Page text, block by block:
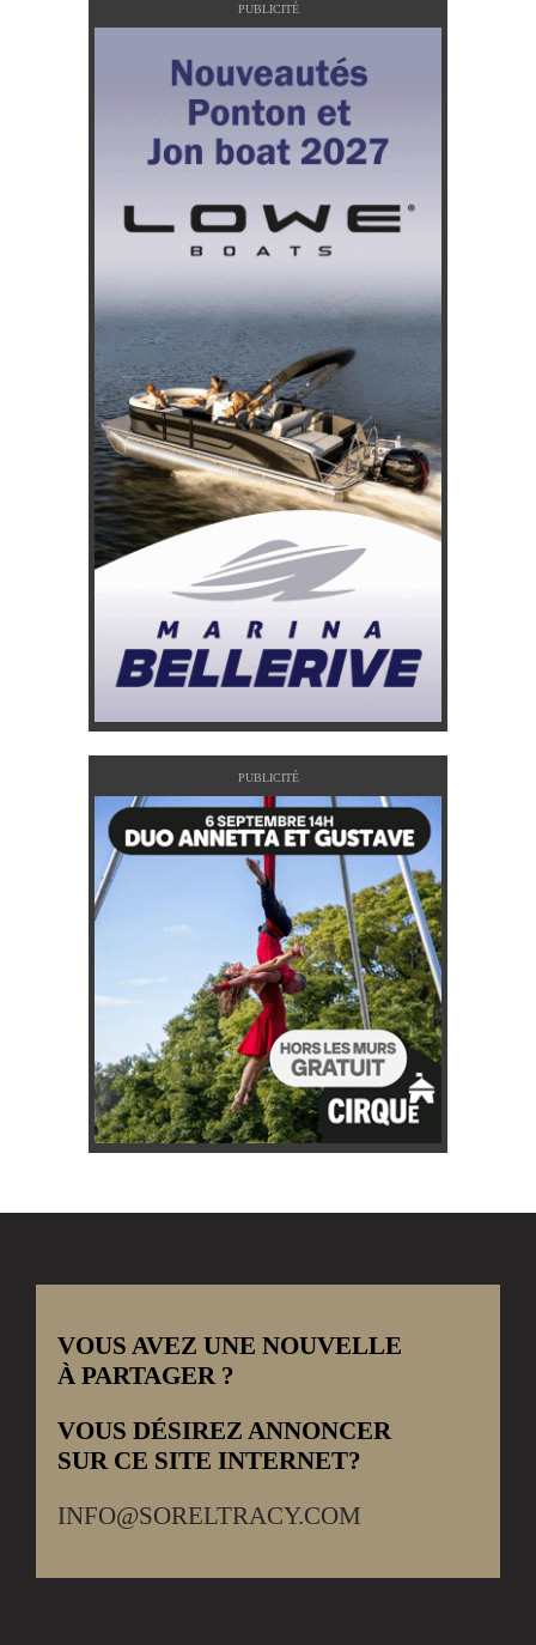
PUBLICITÉ
PUBLICITÉ
VOUS AVEZ UNE NOUVELLE
À PARTAGER ?
VOUS DÉSIREZ ANNONCER
SUR CE SITE INTERNET?
INFO@SORELTRACY.COM